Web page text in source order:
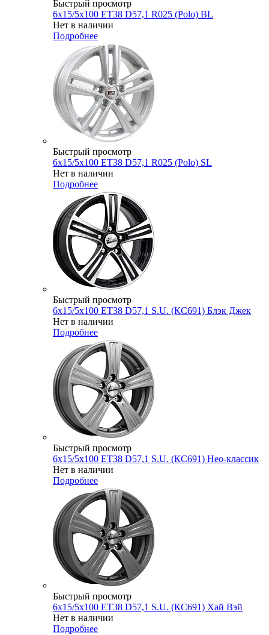
Быстрый просмотр
6x15/5x100 ET38 D57,1 R025 (Polo) BL
Нет в наличии
Подробнее
Быстрый просмотр
6x15/5x100 ET38 D57,1 R025 (Polo) SL
Нет в наличии
Подробнее
Быстрый просмотр
6x15/5x100 ET38 D57,1 S.U. (КС691) Блэк Джек
Нет в наличии
Подробнее
Быстрый просмотр
6x15/5x100 ET38 D57,1 S.U. (КС691) Нео-классик
Нет в наличии
Подробнее
Быстрый просмотр
6x15/5x100 ET38 D57,1 S.U. (КС691) Хай Вэй
Нет в наличии
Подробнее